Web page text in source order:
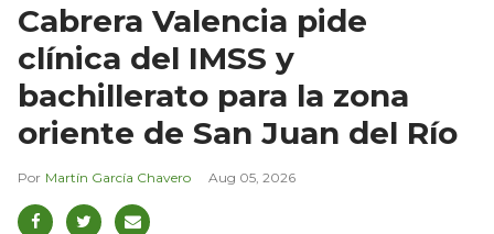
Cabrera Valencia pide
clínica del IMSS y
bachillerato para la zona
oriente de San Juan del Río
Martín García Chavero Aug 05, 2026